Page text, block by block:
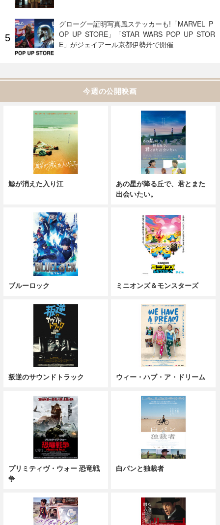
グローグー証明写真風ステッカーも!「MARVEL P
OP UP STORE」「STAR WARS POP UP STOR
E」がジェイアール京都伊勢丹で開催
今週の公開映画
鯨が消えた入り江
あの星が降る丘で、君とまた
出会いたい。
ブルーロック ミニオンズ＆モンスターズ
叛逆のサウンドトラック ウィー・ハブ・ア・ドリーム
プリミティヴ・ウォー 恐竜戦
争
白パンと独裁者